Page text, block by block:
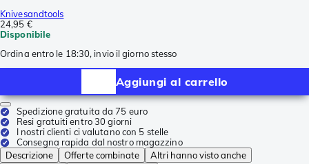
Knivesandtools
24,95 €
Disponibile
Ordina entro le 18:30, invio il giorno stesso
Aggiungi al carrello
Spedizione gratuita da 75 euro
Resi gratuiti entro 30 giorni
I nostri clienti ci valutano con 5 stelle
Consegna rapida dal nostro magazzino
Descrizione
Offerte combinate
Altri hanno visto anche